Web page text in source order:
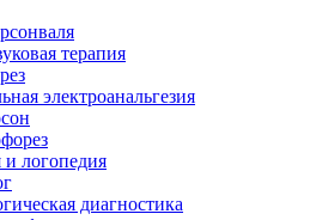
терапия
электроанальгезия
и логопедия
диагностика